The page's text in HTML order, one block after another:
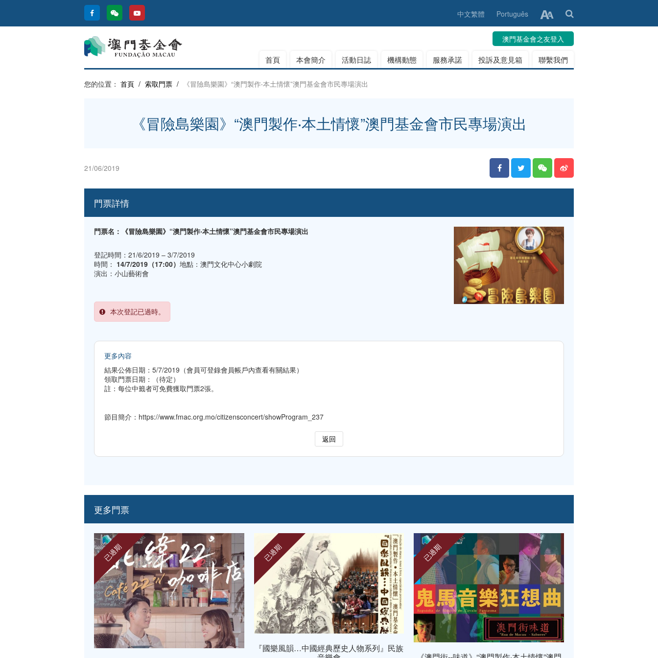
中文繁體 Português
澳門基金會之友登入
首頁 本會簡介 活動日誌 機構動態 服務承諾 投訴及意見箱 聯繫我們
您的位置： 首頁 / 索取門票 / 《冒險島樂園》“澳門製作‧本土情懷”澳門基金會市民專場演出
《冒險島樂園》“澳門製作‧本土情懷”澳門基金會市民專場演出
21/06/2019
門票詳情
門票名：《冒險島樂園》“澳門製作‧本土情懷”澳門基金會市民專場演出
登記時間：21/6/2019 – 3/7/2019
時間： 14/7/2019（17:00） 地點：澳門文化中心小劇院
演出：小山藝術會
本次登記已過時。
更多內容
結果公佈日期：5/7/2019（會員可登錄會員帳戶內查看有關結果）
領取門票日期：（待定）
註：每位中籤者可免費獲取門票2張。
節目簡介：https://www.fmac.org.mo/citizensconcert/showProgram_237
返回
更多門票
已過期
『國樂風韻…中國經典歷史人物系列』民族
已過期 已過期